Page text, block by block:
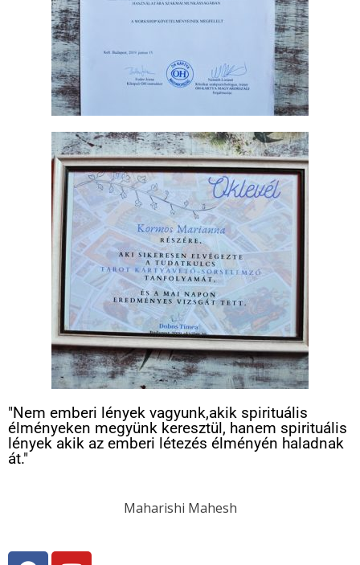
"Nem emberi lények vagyunk,akik spirituális
élményeken megyünk keresztül, hanem spirituális
lények akik az emberi létezés élményén haladnak
át."
Maharishi Mahesh